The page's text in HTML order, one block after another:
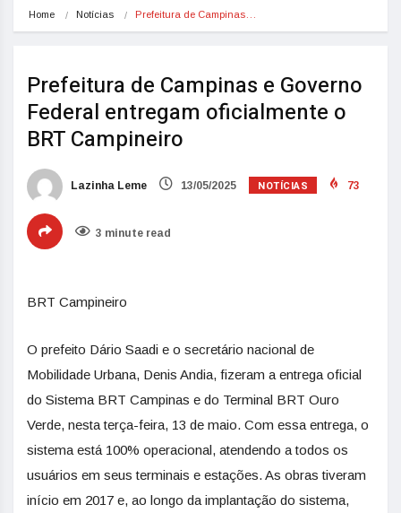
Home Notícias Prefeitura de Campinas…
Prefeitura de Campinas e Governo
Federal entregam oficialmente o
BRT Campineiro
Lazinha Leme 13/05/2025 NOTÍCIAS 73
3 minute read
BRT Campineiro
O prefeito Dário Saadi e o secretário nacional de
Mobilidade Urbana, Denis Andia, fizeram a entrega oficial
do Sistema BRT Campinas e do Terminal BRT Ouro
Verde, nesta terça-feira, 13 de maio. Com essa entrega, o
sistema está 100% operacional, atendendo a todos os
usuários em seus terminais e estações. As obras tiveram
início em 2017 e, ao longo da implantação do sistema,